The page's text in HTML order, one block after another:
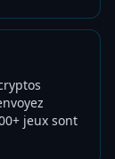
jeux sont